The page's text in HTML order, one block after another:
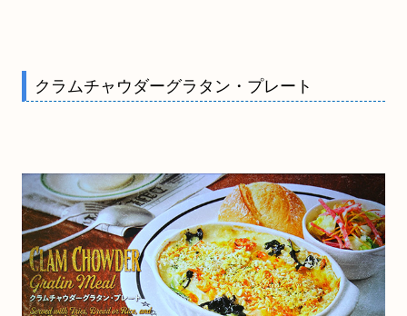
クラムチャウダーグラタン・プレート